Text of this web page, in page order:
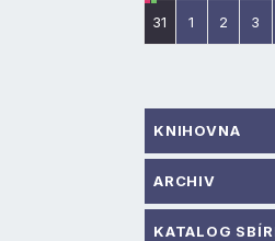
31 1 2 3
KNIHOVNA
ARCHIV
KATALOG